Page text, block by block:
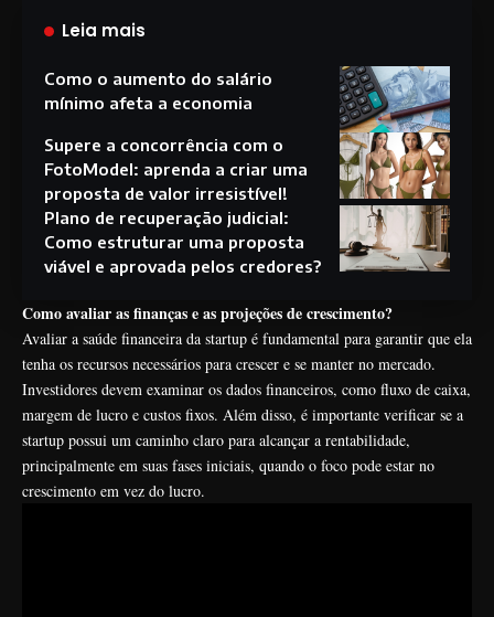
Leia mais
Como o aumento do salário
mínimo afeta a economia
Supere a concorrência com o
FotoModel: aprenda a criar uma
proposta de valor irresistível!
Plano de recuperação judicial:
Como estruturar uma proposta
viável e aprovada pelos credores?
Como avaliar as finanças e as projeções de crescimento?
Avaliar a saúde financeira da startup é fundamental para garantir que ela
tenha os recursos necessários para crescer e se manter no mercado.
Investidores devem examinar os dados financeiros, como fluxo de caixa,
margem de lucro e custos fixos. Além disso, é importante verificar se a
startup possui um caminho claro para alcançar a rentabilidade,
principalmente em suas fases iniciais, quando o foco pode estar no
crescimento em vez do lucro.